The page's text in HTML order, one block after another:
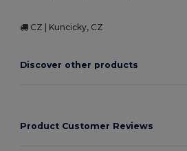
CZ | Kuncicky, CZ
Discover other products
Product Customer Reviews